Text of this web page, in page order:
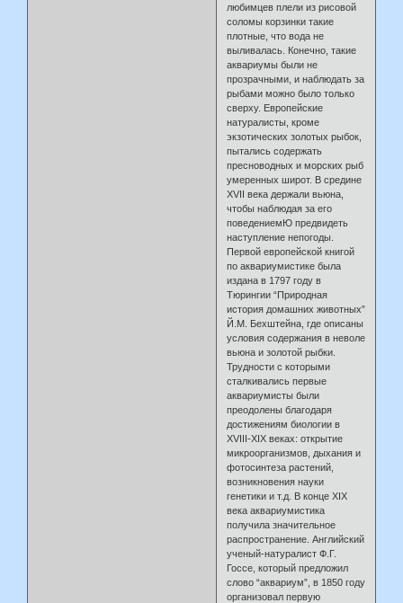
любимцев плели из рисовой
соломы корзинки такие
плотные, что вода не
выливалась. Конечно, такие
аквариумы были не
прозрачными, и наблюдать за
рыбами можно было только
сверху. Европейские
натуралисты, кроме
экзотических золотых рыбок,
пытались содержать
пресноводных и морских рыб
умеренных широт. В средине
XVII века держали вьюна,
чтобы наблюдая за его
поведениемЮ предвидеть
наступление непогоды.
Первой европейской книгой
по аквариумистике была
издана в 1797 году в
Тюрингии “Природная
история домашних животных”
Й.М. Бехштейна, где описаны
условия содержания в неволе
вьюна и золотой рыбки.
Трудности с которыми
сталкивались первые
аквариумисты были
преодолены благодаря
достижениям биологии в
XVIII-XIX веках: открытие
микроорганизмов, дыхания и
фотосинтеза растений,
возникновения науки
генетики и т.д. В конце XIX
века аквариумистика
получила значительное
распространение. Английский
ученый-натуралист Ф.Г.
Госсе, который предложил
слово “аквариум”, в 1850 году
организовал первую